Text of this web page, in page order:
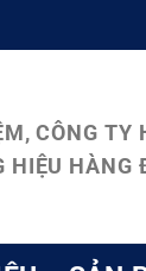
CÔNG TY
HIỆU HÀNG